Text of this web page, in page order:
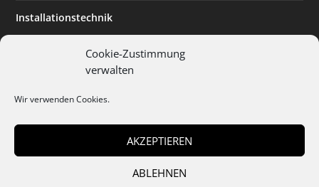
Cookie-Zustimmung
verwalten
Wir verwenden Cookies.
AKZEPTIEREN
ABLEHNEN
Installationstechnik
Planen & Bauen
Installateur des Monats